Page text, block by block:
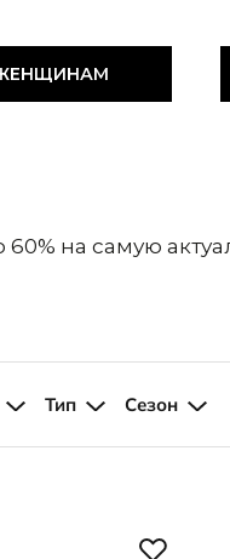
на самую
Тип Сезон